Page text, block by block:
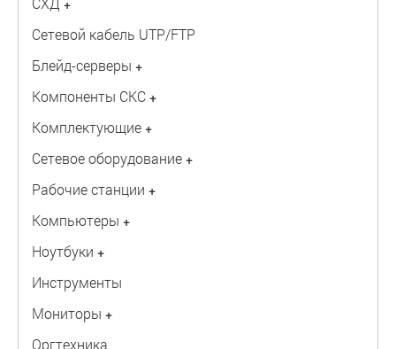
+
Сетевой кабель UTP/FTP
Блейд-серверы +
Компоненты СКС +
Комплектующие +
Сетевое оборудование +
Рабочие станции +
Компьютеры +
Ноутбуки +
Инструменты
Мониторы +
Оргтехника